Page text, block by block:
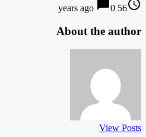
access_time
56 years ago
chat_bubble0
About the author
View Posts